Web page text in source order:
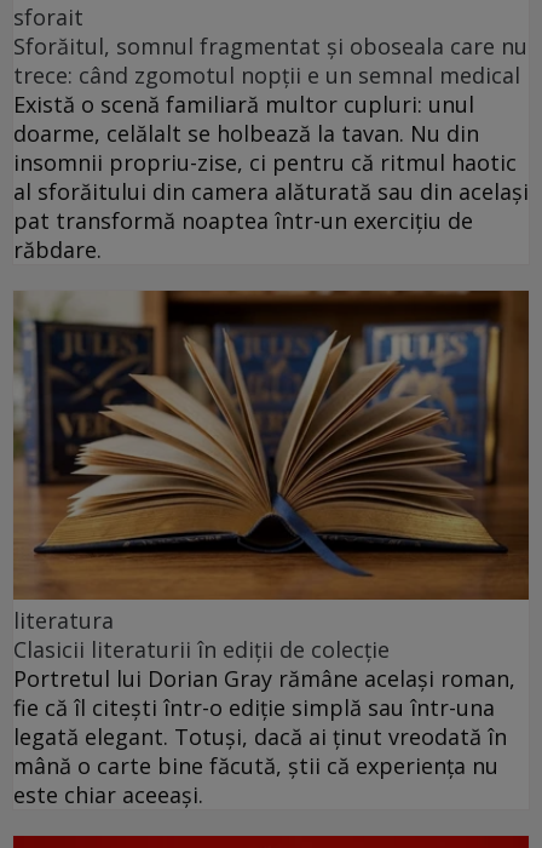
sforait
Sforăitul, somnul fragmentat și oboseala care nu
trece: când zgomotul nopții e un semnal medical
Există o scenă familiară multor cupluri: unul
doarme, celălalt se holbează la tavan. Nu din
insomnii propriu-zise, ci pentru că ritmul haotic
al sforăitului din camera alăturată sau din același
pat transformă noaptea într-un exercițiu de
răbdare.
literatura
Clasicii literaturii în ediții de colecție
Portretul lui Dorian Gray rămâne același roman,
fie că îl citești într-o ediție simplă sau într-una
legată elegant. Totuși, dacă ai ținut vreodată în
mână o carte bine făcută, știi că experiența nu
este chiar aceeași.